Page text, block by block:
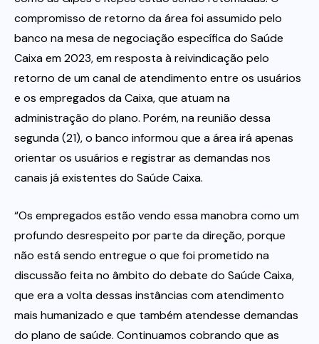
compromisso de retorno da área foi assumido pelo
banco na mesa de negociação específica do Saúde
Caixa em 2023, em resposta à reivindicação pelo
retorno de um canal de atendimento entre os usuários
e os empregados da Caixa, que atuam na
administração do plano. Porém, na reunião dessa
segunda (21), o banco informou que a área irá apenas
orientar os usuários e registrar as demandas nos
canais já existentes do Saúde Caixa.
“Os empregados estão vendo essa manobra como um
profundo desrespeito por parte da direção, porque
não está sendo entregue o que foi prometido na
discussão feita no âmbito do debate do Saúde Caixa,
que era a volta dessas instâncias com atendimento
mais humanizado e que também atendesse demandas
do plano de saúde. Continuamos cobrando que as